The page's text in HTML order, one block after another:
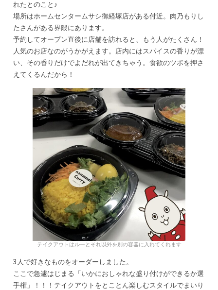
れたとのこと♪
場所はホームセンタームサシ御経塚店がある付近。肉乃もりし
たさんがある界隈にあります。
予約してオープン直後に店舗を訪れると、もう人がたくさん！
人気のお店なのがうかがえます。店内にはスパイスの香りが漂
い、その香りだけでよだれが出てきちゃう。食欲のツボを押さ
えてくるんだから！
テイクアウトはルーとそれ以外を別の容器に入れてくれます
3人で好きなものをオーダーしました。
ここで急遽はじまる「いかにおしゃれな盛り付けができるか選
手権」！！！テイクアウトをとことん楽しむスタイルでまいり